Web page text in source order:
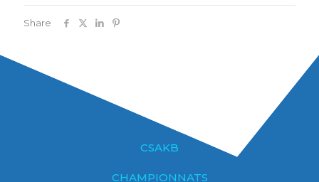
Share
CSAKB
CHAMPIONNATS